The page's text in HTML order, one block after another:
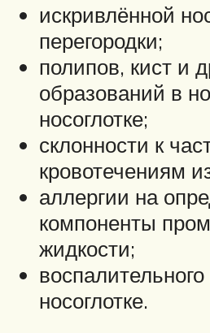
искривлённой
перегородки;
полипов, кист и
образований в
носоглотке;
склонности к
кровотечениям
аллергии на
компоненты
жидкости;
носоглотке.